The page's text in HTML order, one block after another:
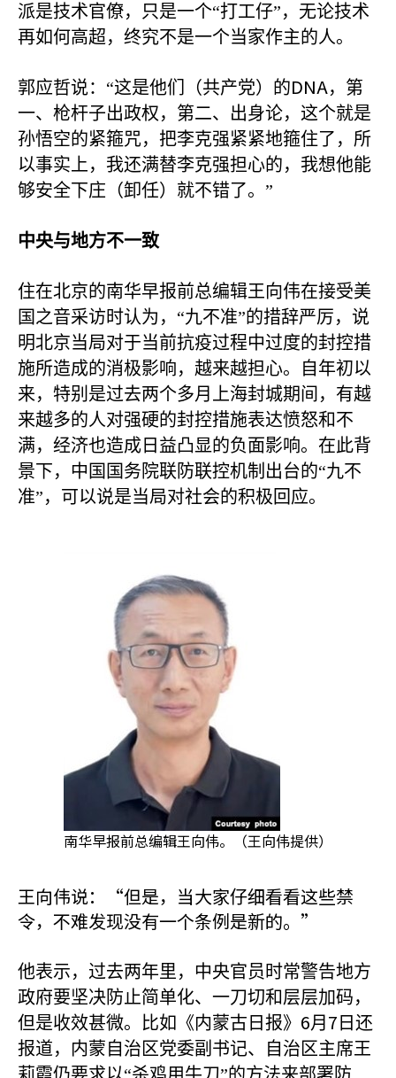
派是技术官僚，只是一个“打工仔”，无论技术
再如何高超，终究不是一个当家作主的人。
郭应哲说：“这是他们（共产党）的DNA，第
一、枪杆子出政权，第二、出身论，这个就是
孙悟空的紧箍咒，把李克强紧紧地箍住了，所
以事实上，我还满替李克强担心的，我想他能
够安全下庄（卸任）就不错了。”
中央与地方不一致
住在北京的南华早报前总编辑王向伟在接受美
国之音采访时认为，“九不准”的措辞严厉，说
明北京当局对于当前抗疫过程中过度的封控措
施所造成的消极影响，越来越担心。自年初以
来，特别是过去两个多月上海封城期间，有越
来越多的人对强硬的封控措施表达愤怒和不
满，经济也造成日益凸显的负面影响。在此背
景下，中国国务院联防联控机制出台的“九不
准”，可以说是当局对社会的积极回应。
南华早报前总编辑王向伟。（王向伟提供）
王向伟说：“但是，当大家仔细看看这些禁
令，不难发现没有一个条例是新的。”
他表示，过去两年里，中央官员时常警告地方
政府要坚决防止简单化、一刀切和层层加码，
但是收效甚微。比如《内蒙古日报》 6月 7 日还
报道，内蒙自治区党委副书记、自治区主席王